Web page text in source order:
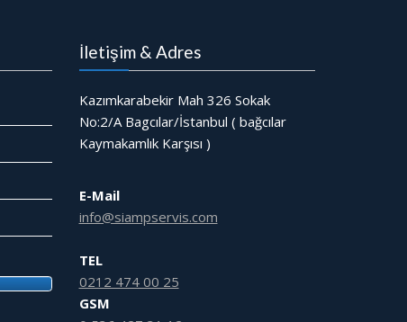
İletişim & Adres
Kazımkarabekir Mah 326 Sokak
No:2/A Bagcılar/İstanbul ( bağcılar
Kaymakamlık Karşısı )
E-Mail
info@siampservis.com
TEL
0212 474 00 25
GSM